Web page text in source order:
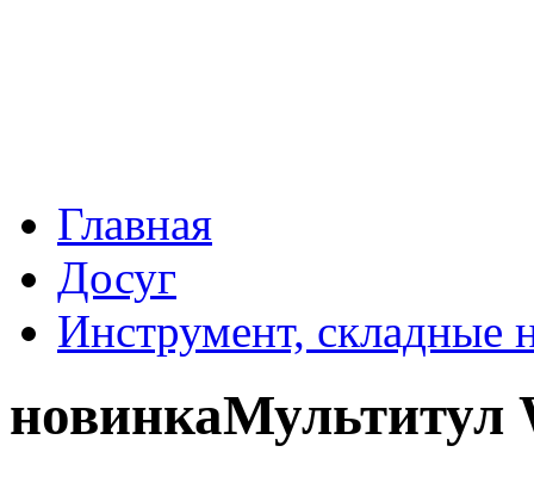
Главная
Досуг
Инструмент, складные
новинкаМультитул